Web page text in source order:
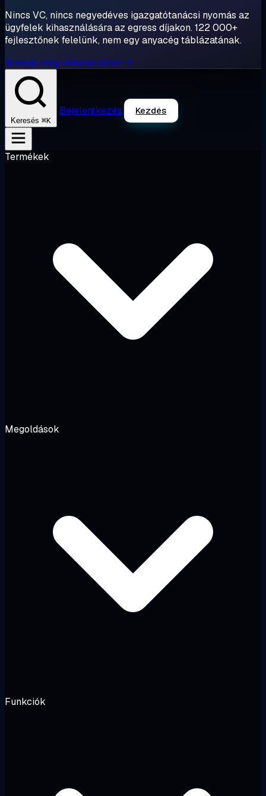
Nincs VC, nincs negyedéves igazgatótanácsi nyomás az
ügyfelek kihasználására az egress díjakon. 122 000+
fejlesztőnek felelünk, nem egy anyacég táblázatának.
Ismerje meg történetünket →
Keresés ⌘K
Bejelentkezés Kezdés
Termékek
Megoldások
Funkciók